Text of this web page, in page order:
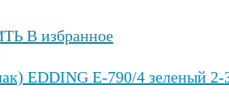
В избранное